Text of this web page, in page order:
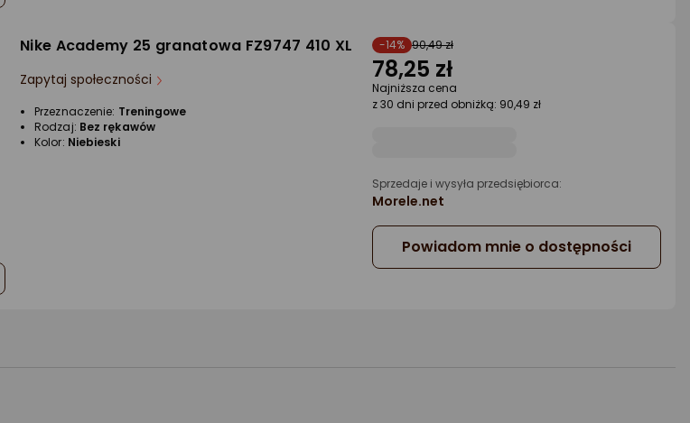
Nike Academy 25 granatowa FZ9747 410 XL
Zapytaj społeczności
Przeznaczenie: Treningowe
Rodzaj: Bez rękawów
Kolor: Niebieski
-14% 90,49 zł
78,25 zł
Najniższa cena
z 30 dni przed obniżką: 90,49 zł
Sprzedaje i wysyła przedsiębiorca:
Morele.net
Powiadom mnie o dostępności